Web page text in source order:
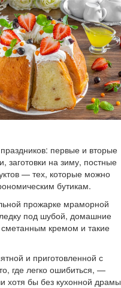
первые и вторые
заготовки на зиму, постные
— тех, которые можно
бутикам.
прожарке мраморной
под шубой, домашние
сметанным кремом и такие
и приготовленной с
где легко ошибиться, —
хотя бы без кухонной драмы